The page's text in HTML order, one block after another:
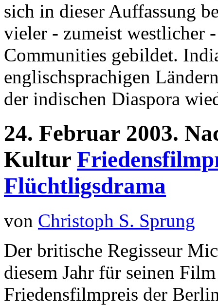
sich in dieser Auffassung
vieler - zumeist westlicher
Communities gebildet.
englischsprachigen
der indischen Diaspora
24. Februar 2003.
Kultur
Flüchtligsdrama
von Christoph S. Sprung
Der britische Regisseur
diesem Jahr für seinen
Friedensfilmpreis der